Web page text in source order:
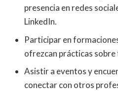
presencia en redes
LinkedIn.
Participar en
ofrezcan prácticas sobre
Asistir a eventos y
conectar con otros